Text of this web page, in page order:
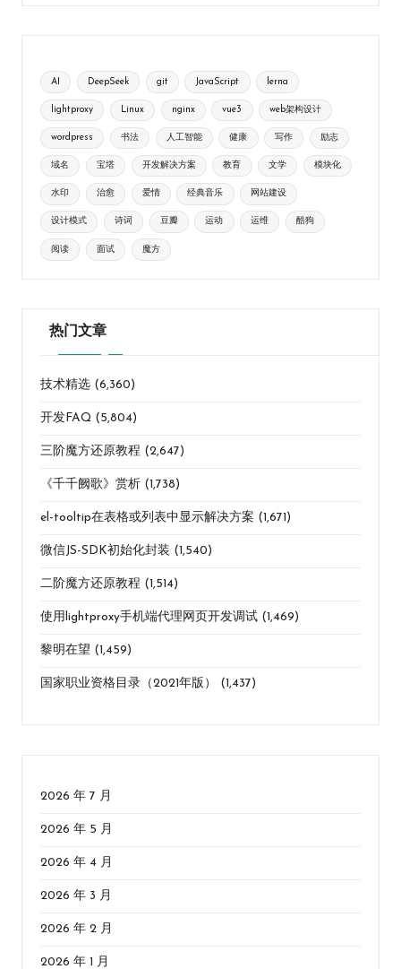
AI DeepSeek git JavaScript lerna
lightproxy Linux nginx vue3 web架构设计
wordpress 书法 人工智能 健康 写作 励志
域名 宝塔 开发解决方案 教育 文学 模块化
水印 治愈 爱情 经典音乐 网站建设
设计模式 诗词 豆瓣 运动 运维 酷狗
阅读 面试 魔方
热门文章
技术精选 (6,360)
开发FAQ (5,804)
三阶魔方还原教程 (2,647)
《千千阙歌》赏析 (1,738)
el-tooltip在表格或列表中显示解决方案 (1,671)
微信JS-SDK初始化封装 (1,540)
二阶魔方还原教程 (1,514)
使用lightproxy手机端代理网页开发调试 (1,469)
黎明在望 (1,459)
国家职业资格目录（2021年版） (1,437)
2026 年 7 月
2026 年 5 月
2026 年 4 月
2026 年 3 月
2026 年 2 月
2026 年 1 月